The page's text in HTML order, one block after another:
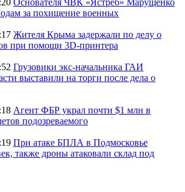
Основателя ЧВК «Ястреб» Марущенко
за похищение военных
Жителя Крыма задержали по делу о
при помощи 3D‑принтера
Грузовики экс-начальника ГАИ
выставили на торги после дела о
Агент ФБР украл почти $1 млн в
подозреваемого
При атаке БПЛА в Подмосковье
также дроны атаковали склад под